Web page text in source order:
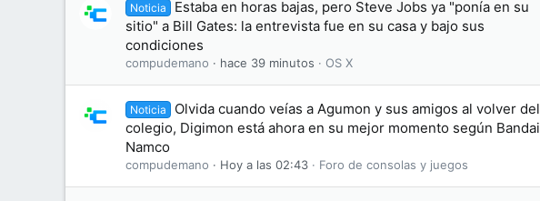
Noticia
Estaba en horas bajas, pero Steve Jobs ya "ponía en su
sitio" a Bill Gates: la entrevista fue en su casa y bajo sus
condiciones
compudemano hace 39 minutos OS X
Noticia
Olvida cuando veías a Agumon y sus amigos al volver del
colegio, Digimon está ahora en su mejor momento según Bandai
Namco
compudemano Hoy a las 02:43 Foro de consolas y juegos